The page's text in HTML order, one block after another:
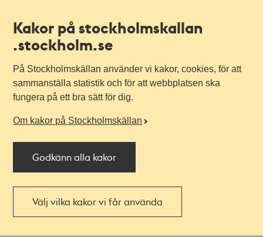
Kakor på stockholmskallan
.stockholm.se
På Stockholmskällan använder vi kakor, cookies, för att
sammanställa statistik och för att webbplatsen ska
fungera på ett bra sätt för dig.
Om kakor på Stockholmskällan
Godkänn alla kakor
Välj vilka kakor vi får använda